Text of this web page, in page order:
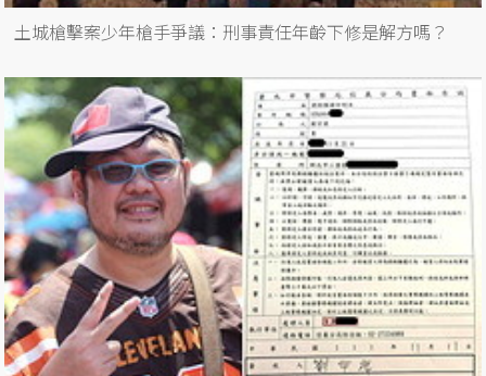
土城槍擊案少年槍手爭議：刑事責任年齡下修是解方嗎？